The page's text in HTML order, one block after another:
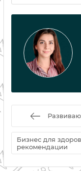
Бизнес для
рекомендации